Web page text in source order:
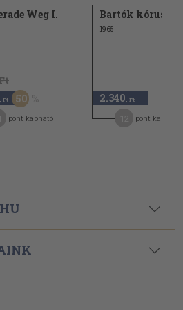
Weg I.
,-Ft 50
pont kapható
Bartók
1965
2.340 ,-Ft
pont kapható